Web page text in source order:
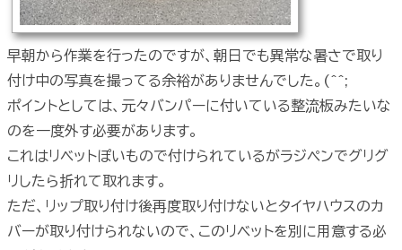
早朝から作業を行ったのですが、朝日でも異常な暑さで取り
付け中の写真を撮ってる余裕がありませんでした。(^^;
ポイントとしては、元々バンパーに付いている整流板みたいな
のを一度外す必要があります。
これはリベットぽいもので付けられているがラジペンでグリグ
リしたら折れて取れます。
ただ、リップ取り付け後再度取り付けないとタイヤハウスのカ
バーが取り付けられないので、このリベットを別に用意する必